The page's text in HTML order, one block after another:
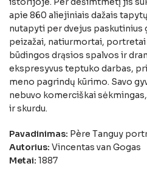
apie 860 aliejiniais dažais
nutapyti per dvejus paskutinius
peizažai, natiurmortai,
būdingos drąsios spalvos ir
ekspresyvus teptuko darbas,
meno pagrindų kūrimo. Savo
nebuvo komerciškai
ir skurdu.
Pavadinimas: Père Tanguy
Autorius: Vincentas van Gogas
Metai: 1887